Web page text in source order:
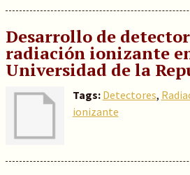
Desarrollo de
radiación ionizante
Universidad de la
Tags: Detectores,
ionizante